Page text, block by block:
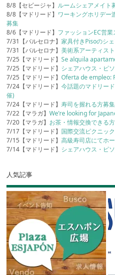
8/8【セビージャ】 ルームシェアメイト
8/8【マドリード】 ワーキングホリデー
募集
8/6【マドリード】 ファッションEC営
7/31【バルセロナ】家具付きPisoのシ
7/31【バルセロナ】美術系アーティス
7/25【マドリード】Se alquila
7/25【マドリード】 シェアハウス・ピ
7/25【マドリード】Oferta de empleo:
7/24【マドリード】今話題のマドリー
催)
7/24【マドリード】寿司を握れる方募集
7/22【マラガ】We’re looking for
7/20【マラガ】 お茶・情報交換できる
7/17【マドリード】 国際交流ピクニッ
7/15【マドリード】高級寿司店にてホ
7/14【マドリード】 シェアハウス・ピ
人気記事